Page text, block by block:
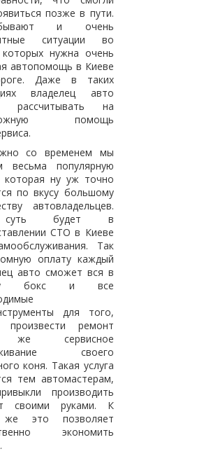
позже в пути.
и очень
ситуации во
нужна очень
автопомощь в Киеве
Даже в таких
владелец авто
рассчитывать на
помощь
со временем мы
весьма популярную
которая ну уж точно
по вкусу большому
автовладельцев.
будет в
СТО в Киеве
Так
оплату каждый
авто сможет вся в
бокс и все
для того,
произвести ремонт
сервисное
своего
коня. Такая услуга
тем автомастерам,
производить
своими руками. К
это позволяет
экономить